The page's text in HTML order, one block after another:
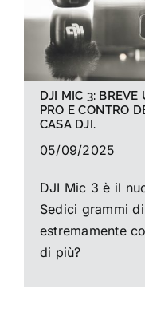
Guide
Cerca
per:
DJI MIC 3: BREVE
PRO E CONTRO
CASA DJI.
05/09/2025
DJI Mic 3 è il
Sedici grammi
estremamente
di più?